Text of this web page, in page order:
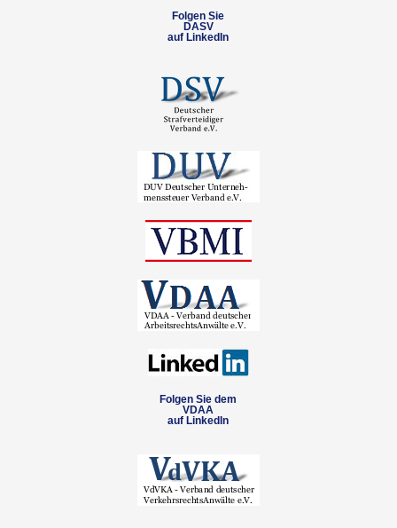
Folgen Sie
DASV
auf LinkedIn
Folgen Sie dem
VDAA
auf LinkedIn